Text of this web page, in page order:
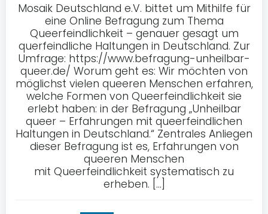
Mosaik Deutschland e.V. bittet um Mithilfe für
eine Online Befragung zum Thema
Queerfeindlichkeit – genauer gesagt um
querfeindliche Haltungen in Deutschland. Zur
Umfrage: https://www.befragung-unheilbar-
queer.de/ Worum geht es: Wir möchten von
möglichst vielen queeren Menschen erfahren,
welche Formen von Queerfeindlichkeit sie
erlebt haben: in der Befragung „Unheilbar
queer – Erfahrungen mit queerfeindlichen
Haltungen in Deutschland.“ Zentrales Anliegen
dieser Befragung ist es, Erfahrungen von
queeren Menschen
mit Queerfeindlichkeit systematisch zu
erheben. […]